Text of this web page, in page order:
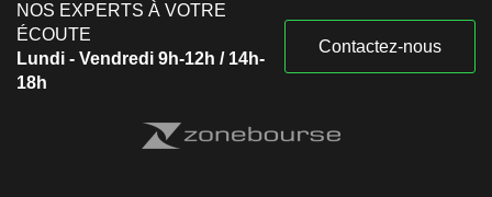
NOS EXPERTS À VOTRE
ÉCOUTE
Lundi - Vendredi 9h-12h / 14h-
18h
Contactez-nous